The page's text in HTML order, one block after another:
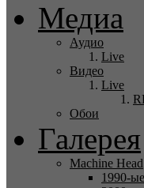
Медиа
Аудио
Live
Видео
Live
Обои
Галерея
Machine Head
1990-ые